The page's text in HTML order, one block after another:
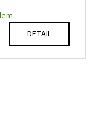
DETAIL